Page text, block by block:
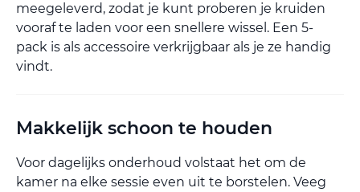
meegeleverd, zodat je kunt proberen je kruiden
vooraf te laden voor een snellere wissel. Een 5-
pack is als accessoire verkrijgbaar als je ze handig
vindt.
Makkelijk schoon te houden
Voor dagelijks onderhoud volstaat het om de
kamer na elke sessie even uit te borstelen. Veeg